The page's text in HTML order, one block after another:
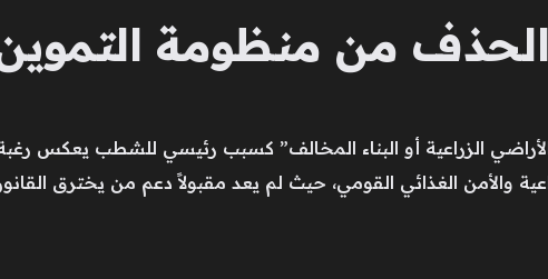
الحذف من منظومة
الزراعية أو البناء المخالف” كسبب رئيسي للشطب يعكس
والأمن الغذائي القومي، حيث لم يعد مقبولاً دعم من يخترق